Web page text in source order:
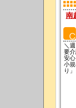
南
＼
要
安
小
り